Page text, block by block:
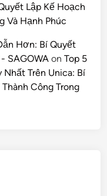
Lập Kế Hoạch
Và Hạnh Phúc
Hơn: Bí Quyết
SAGOWA onTop 5
Nhất Trên Unica: Bí
Công Trong